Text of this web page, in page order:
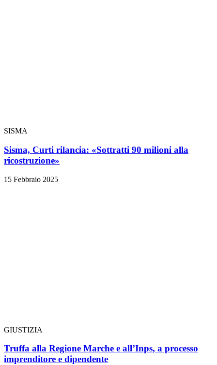
SISMA
Sisma, Curti rilancia: «Sottratti 90 milioni alla
ricostruzione»
15 Febbraio 2025
GIUSTIZIA
Truffa alla Regione Marche e all’Inps, a processo
imprenditore e dipendente